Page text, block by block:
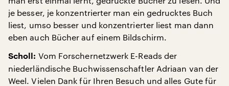
je besser, je konzentrierter man ein gedrucktes Buch
liest, umso besser und konzentrierter liest man dann
eben auch Bücher auf einem Bildschirm.
Scholl: Vom Forschernetzwerk E-Reads der
niederländische Buchwissenschaftler Adriaan van der
Weel. Vielen Dank für Ihren Besuch und alles Gute für